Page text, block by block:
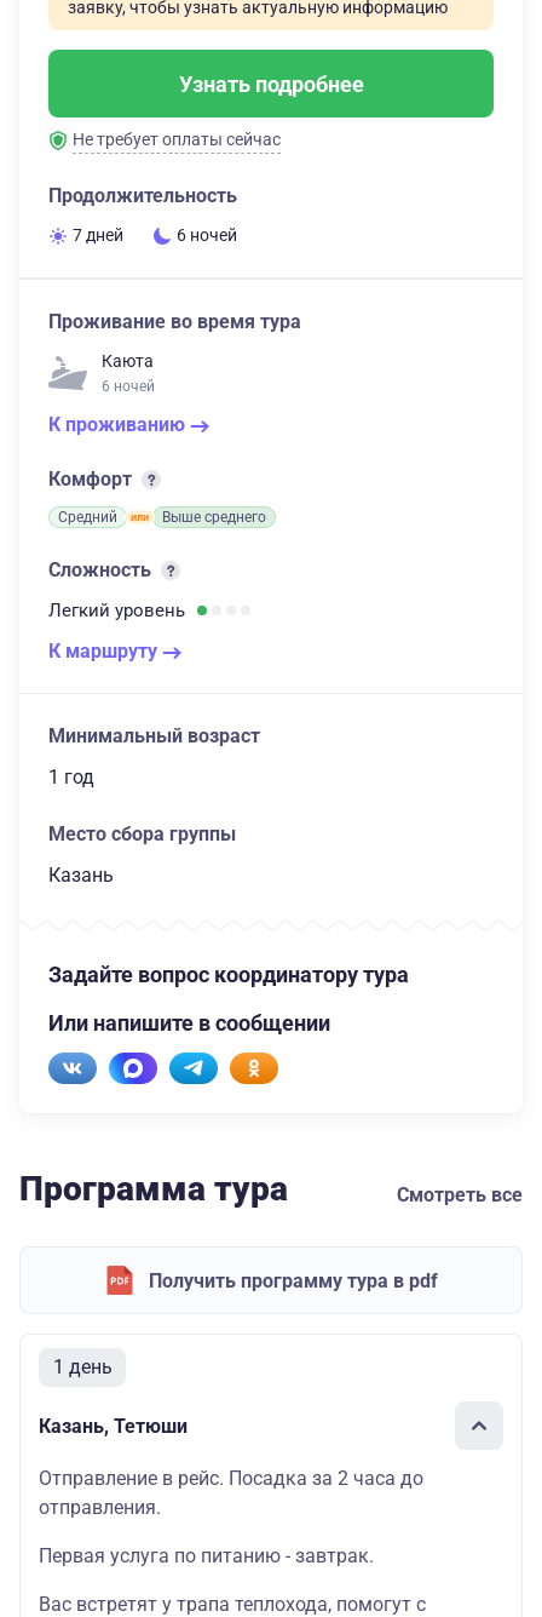
заявку, чтобы узнать актуальную информацию
Узнать подробнее
Не требует оплаты сейчас
Продолжительность
7 дней 6 ночей
Проживание во время тура
Каюта
6 ночей
К проживанию
Комфорт
Средний Выше среднего
Сложность
Легкий уровень
К маршруту
Минимальный возраст
1 год
Место сбора группы
Казань
Задайте вопрос координатору тура
Или напишите в сообщении
Программа тура Смотреть все
Получить программу тура в pdf
1 день
Казань, Тетюши
Отправление в рейс. Посадка за 2 часа до
отправления.
Первая услуга по питанию - завтрак.
Вас встретят у трапа теплохода, помогут с